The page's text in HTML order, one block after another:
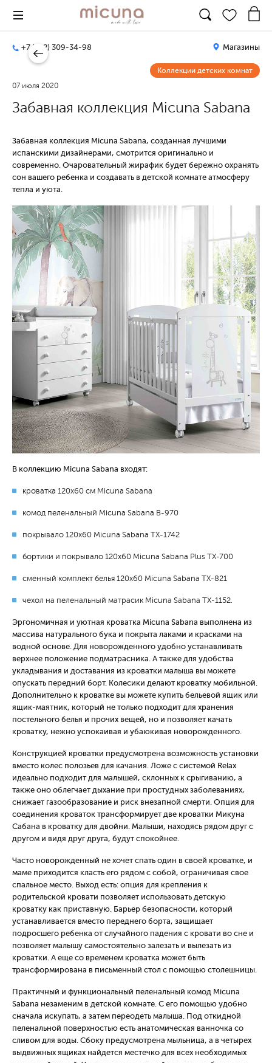
+7 (812) 309-34-98 Магазины
Коллекции детских комнат
07 июля 2020
Забавная коллекция Micuna Sabana
Забавная коллекция Micuna Sabana, созданная лучшими
испанскими дизайнерами, смотрится оригинально и
современно. Очаровательный жирафик будет бережно охранять
сон вашего ребенка и создавать в детской комнате атмосферу
тепла и уюта.
В коллекцию Micuna Sabana входят:
кроватка 120х60 см Micuna Sabana
комод пеленальный Micuna Sabana B-970
покрывало 120х60 Micuna Sabana TX-1742
бортики и покрывало 120х60 Micuna Sabana Plus TX-700
сменный комплект белья 120х60 Micuna Sabana TX-821
чехол на пеленальный матрасик Micuna Sabana TX-1152.
Эргономичная и уютная кроватка Micuna Sabana выполнена из
массива натурального бука и покрыта лаками и красками на
водной основе. Для новорожденного удобно устанавливать
верхнее положение подматрасника. А также для удобства
укладывания и доставания из кроватки малыша вы можете
опускать передний борт. Колесики делают кроватку мобильной.
Дополнительно к кроватке вы можете купить бельевой ящик или
ящик-маятник, который не только подходит для хранения
постельного белья и прочих вещей, но и позволяет качать
кроватку, нежно успокаивая и убаюкивая новорожденного.
Конструкцией кроватки предусмотрена возможность установки
вместо колес полозьев для качания. Ложе с системой Relax
идеально подходит для малышей, склонных к срыгиванию, а
также оно облегчает дыхание при простудных заболеваниях,
снижает газообразование и риск внезапной смерти. Опция для
соединения кроваток трансформирует две кроватки Микуна
Сабана в кроватку для двойни. Малыши, находясь рядом друг с
другом и видя друг друга, будут спокойнее.
Часто новорожденный не хочет спать один в своей кроватке, и
маме приходится класть его рядом с собой, ограничивая свое
спальное место. Выход есть: опция для крепления к
родительской кровати позволяет использовать детскую
кроватку как приставную. Барьер безопасности, который
устанавливается вместо переднего борта, защищает
подросшего ребенка от случайного падения с кровати во сне и
позволяет малышу самостоятельно залезать и вылезать из
кроватки. А еще со временем кроватка может быть
трансформирована в письменный стол с помощью столешницы.
Практичный и функциональный пеленальный комод Micuna
Sabana незаменим в детской комнате. С его помощью удобно
сначала искупать, а затем переодеть малыша. Под откидной
пеленальной поверхностью есть анатомическая ванночка со
сливом для воды. Сбоку предусмотрена мыльница, а в четырех
выдвижных ящиках найдется местечко для всех необходимых